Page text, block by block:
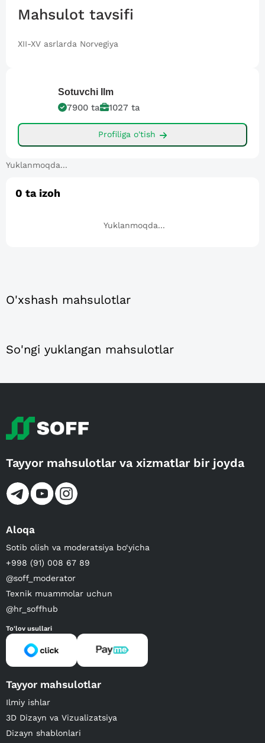
Mahsulot tavsifi
XII-XV asrlarda Norvegiya
Sotuvchi Ilm
7900 ta 1027 ta
Profiliga o'tish
Yuklanmoqda...
0 ta izoh
Yuklanmoqda...
O'xshash mahsulotlar
So'ngi yuklangan mahsulotlar
Tayyor mahsulotlar va xizmatlar bir joyda
Aloqa
Sotib olish va moderatsiya bo‘yicha
+998 (91) 008 67 89
@soff_moderator
Texnik muammolar uchun
@hr_soffhub
To'lov usullari
Tayyor mahsulotlar
Ilmiy ishlar
3D Dizayn va Vizualizatsiya
Dizayn shablonlari